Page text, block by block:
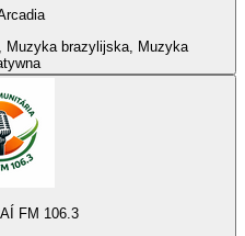
Muzyka brazylijska, Muzyka
FM 106.3